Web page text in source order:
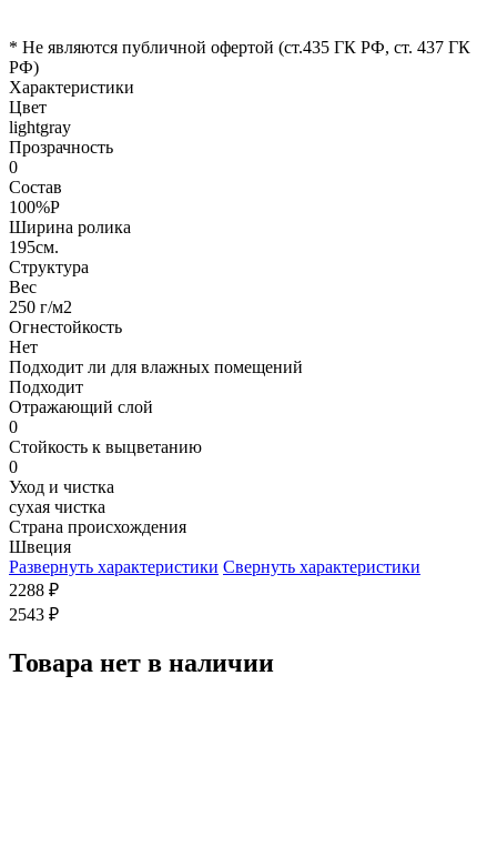
* Не являются публичной офертой (ст.435 ГК РФ, cт. 437 ГК
РФ)
Характеристики
Цвет
lightgray
Прозрачность
0
Состав
100%P
Ширина ролика
195см.
Структура
Вес
250 г/м2
Огнестойкость
Нет
Подходит ли для влажных помещений
Подходит
Отражающий слой
0
Стойкость к выцветанию
0
Уход и чистка
сухая чистка
Страна происхождения
Швеция
Развернуть характеристики Свернуть характеристики
2288 ₽
2543 ₽
Товара нет в наличии